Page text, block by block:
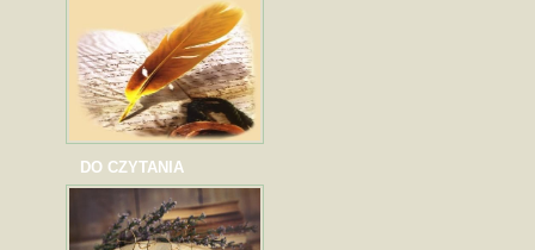
DO CZYTANIA